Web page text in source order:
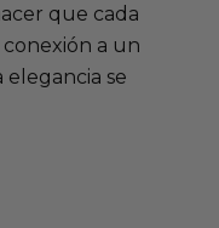
que cada
a un
se